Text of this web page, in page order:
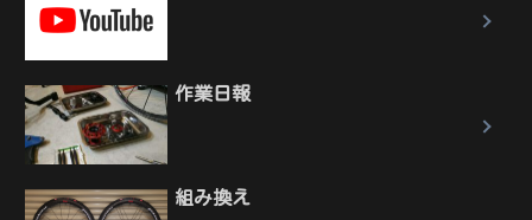
作業日報
組み換え